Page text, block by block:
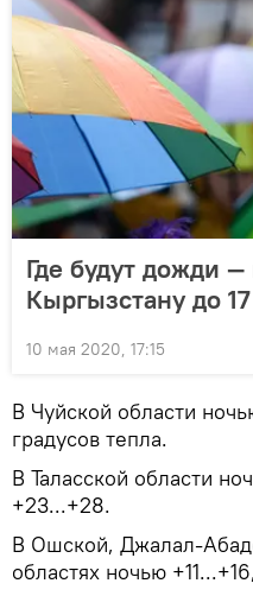
Где будут дожди
Кыргызстану до
10 мая 2020, 17:15
В Чуйской области
градусов тепла.
В Таласской области
+23...+28.
В Ошской, Джалал-
областях ночью